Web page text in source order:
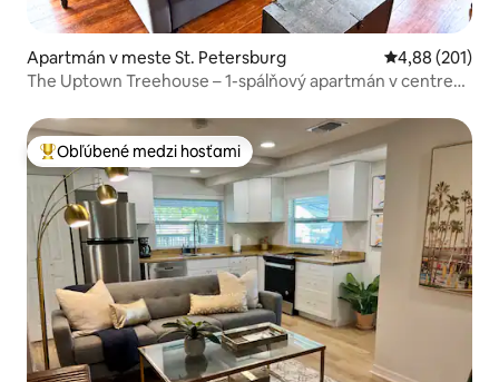
Apartmán v meste St. Petersburg Priemerné
4,88 (201)
The Uptown Treehouse – 1-spálňový apartmán v centre
Najobľúbenejšie medzi hosťami
Obľúbené medzi hosťami